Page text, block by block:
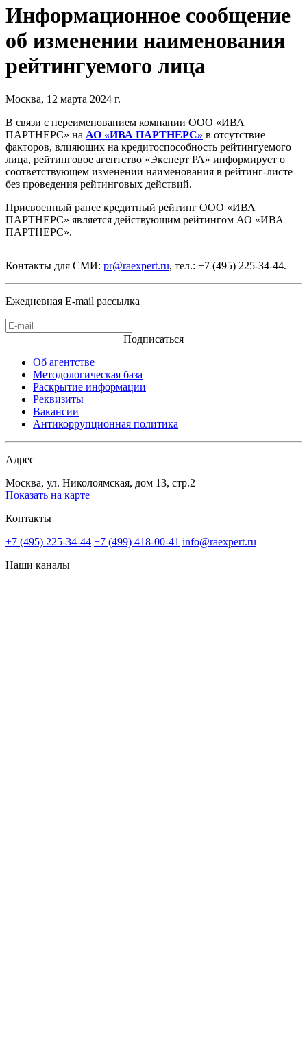
Информационное сообщение
об изменении наименования
рейтингуемого лица
Москва, 12 марта 2024 г.
В связи с переименованием компании ООО «ИВА
ПАРТНЕРС» на АО «ИВА ПАРТНЕРС» в отсутствие
факторов, влияющих на кредитоспособность рейтингуемого
лица, рейтинговое агентство «Эксперт РА» информирует о
соответствующем изменении наименования в рейтинг-листе
без проведения рейтинговых действий.
Присвоенный ранее кредитный рейтинг ООО «ИВА
ПАРТНЕРС» является действующим рейтингом АО «ИВА
ПАРТНЕРС».
Контакты для СМИ: pr@raexpert.ru, тел.: +7 (495) 225-34-44.
Ежедневная E-mail рассылка
Подписаться
Об агентстве
Методологическая база
Раскрытие информации
Реквизиты
Вакансии
Антикоррупционная политика
Адрес
Москва, ул. Николоямская, дом 13, стр.2
Показать на карте
Контакты
+7 (495) 225-34-44 +7 (499) 418-00-41 info@raexpert.ru
Наши каналы